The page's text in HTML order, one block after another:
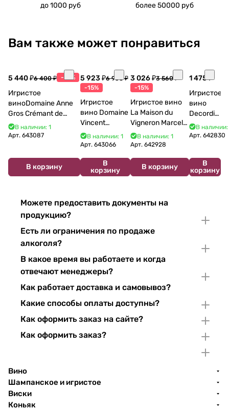
до 1000 руб более 50000 руб
Вам также может понравиться
5 440 ₽6 400 ₽ -15%
Игристое
виноDomaine Anne
Gros Crémant de
Bourgogne La Fun en
Bulles Chardonnay et
В наличии: 1
Арт. 643087
В корзину
5 923 ₽6 968 ₽
-15%
Игристое
вино Domaine
Vincent
Bouzereau
Crémant de
В наличии: 1
Арт. 643066
В
корзину
3 026 ₽3 560 ₽
-15%
Игристое вино
La Maison du
Vigneron Marcel
Cabelier Cremant
du Jura
В наличии: 1
Арт.642928
В корзину
1 475 ₽
Игристое
вино
Decordi
Costa Blu
Brut 750
В наличии:
Арт. 642830
В
корзину
Можете предоставить документы на
продукцию?
Есть ли ограничения по продаже
алкоголя?
В какое время вы работаете и когда
отвечают менеджеры?
Как работает доставка и самовывоз?
Какие способы оплаты доступны?
Как оформить заказ на сайте?
Как оформить заказ?
Вино
Шампанское и игристое
Виски
Коньяк